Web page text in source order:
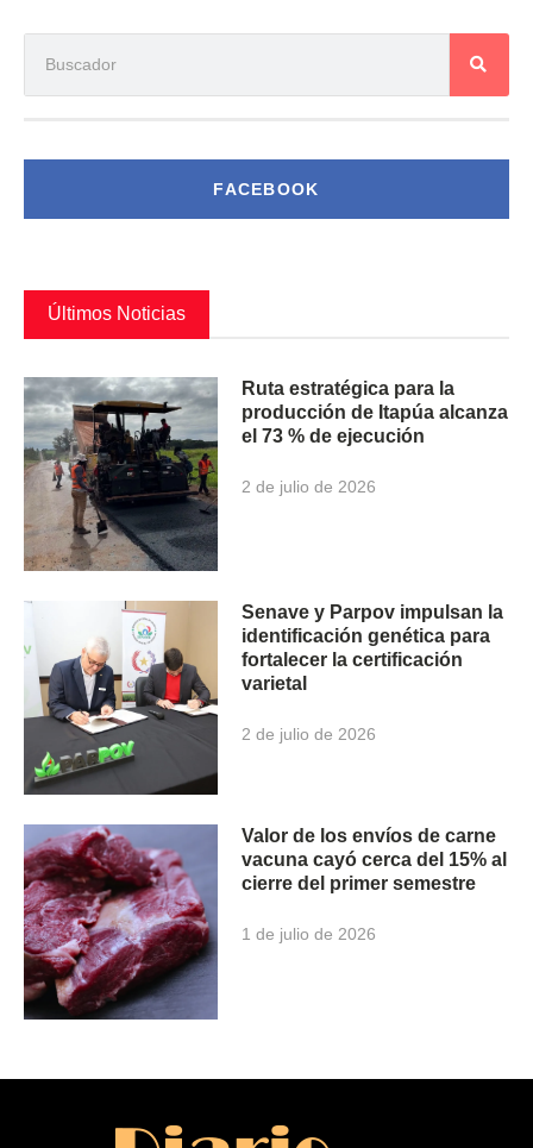
FACEBOOK
Últimos Noticias
Ruta estratégica para la
producción de Itapúa alcanza
el 73 % de ejecución
2 de julio de 2026
Senave y Parpov impulsan la
identificación genética para
fortalecer la certificación
varietal
2 de julio de 2026
Valor de los envíos de carne
vacuna cayó cerca del 15% al
cierre del primer semestre
1 de julio de 2026